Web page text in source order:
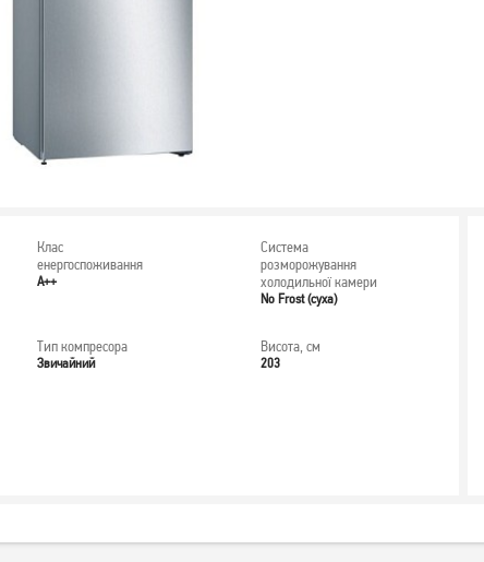
Клас
енергоспоживання
А++
Система
розморожування
холодильної камери
No Frost (суха)
Тип компресора
Звичайний
Висота, см
203